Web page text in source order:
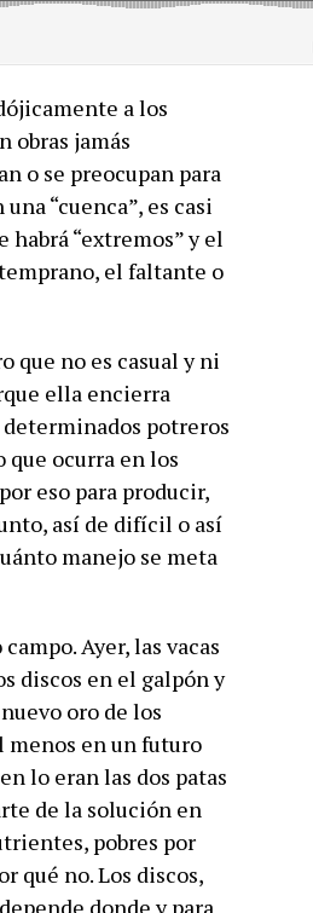
a los
obras jamás
o se preocupan para
“cuenca”, es casi
“extremos” y el
el faltante o
que no es casual y ni
ella encierra
potreros
que ocurra en los
eso para producir,
así de difícil o así
manejo se meta
Ayer, las vacas
discos en el galpón y
oro de los
menos en un futuro
lo eran las dos patas
de la solución en
pobres por
qué no. Los discos,
donde y para